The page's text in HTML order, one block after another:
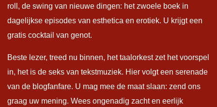
roll, de swing van nieuwe dingen: het zwoele boek in
dagelijkse episodes van esthetica en erotiek. U krijgt een
gratis cocktail van genot.
Beste lezer, treed nu binnen, het taalorkest zet het voorspel
in, het is de seks van tekstmuziek. Hier volgt een serenade
van de blogfanfare. U mag mee de maat slaan: zend ons
graag uw mening. Wees ongenadig zacht en eerlijk